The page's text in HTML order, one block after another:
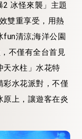
2 冰怪來襲」主題
雙重享受，用熱
fun清涼;海洋公園
不僅有全台首見
天水柱」水花特
彩水花派對，不僅
原上，讓遊客在炎